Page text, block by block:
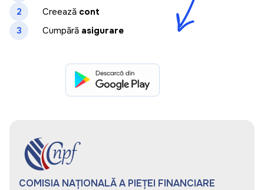
Întotdeauna dezamăgită cât de mult asigurare va
lupta împotriva clientului într-o cerere. Tocmai am
avut prima mea experiență bună cu depunerea.
Daniela
2
Creează cont
3
Cumpără asigurare
COMISIA NAȚIONALĂ A PIEȚEI FINANCIARE